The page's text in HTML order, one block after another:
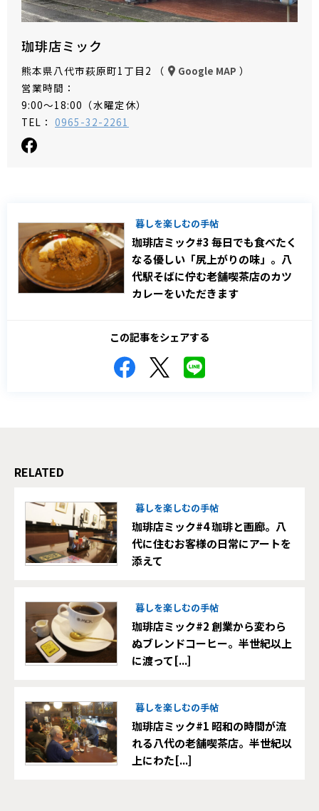
珈琲店ミック
熊本県八代市萩原町1丁目2 （ Google MAP ）
営業時間：
9:00〜18:00（水曜定休）
TEL： 0965-32-2261
暮しを楽しむの手帖
珈琲店ミック#3 毎日でも食べたく
なる優しい「尻上がりの味」。八
代駅そばに佇む老舗喫茶店のカツ
カレーをいただきます
この記事をシェアする
RELATED
暮しを楽しむの手帖
珈琲店ミック#4 珈琲と画廊。八
代に住むお客様の日常にアートを
添えて
暮しを楽しむの手帖
珈琲店ミック#2 創業から変わら
ぬブレンドコーヒー。半世紀以上
に渡って[...]
暮しを楽しむの手帖
珈琲店ミック#1 昭和の時間が流
れる八代の老舗喫茶店。半世紀以
上にわた[...]